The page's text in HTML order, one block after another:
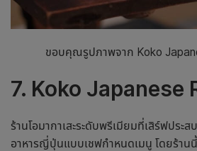
ขอบคุณรูปภาพจาก Koko
7. Koko Japanese
ร้านโอมากาเสะระดับพรีเมียมที่เสิร์ฟประ
อาหารญี่ปุ่นแบบเชฟกำหนดเมนู โดยร้าน